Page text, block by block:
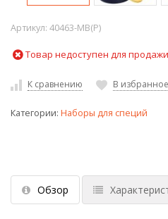
Артикул: 40463-MB(P)
Товар недоступен для продажи
К сравнению В избранное
Категории: Наборы для специй
Обзор